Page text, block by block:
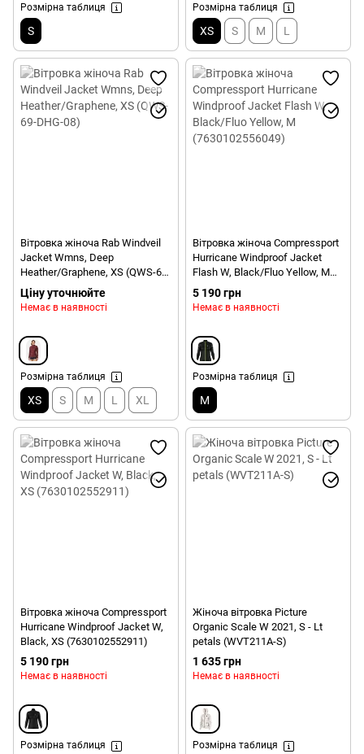
Розмірна таблиця
S
Розмірна таблиця
XS S M L
Вітровка жіноча Rab Windveil
Jacket Wmns, Deep
Heather/Graphene, XS (QWS-69-
DHG-08)
Ціну уточнюйте
Немає в наявності
Розмірна таблиця
XS S M L XL
Вітровка жіноча Compressport
Hurricane Windproof Jacket
Flash W, Black/Fluo Yellow, M
(7630102556049)
5 190 грн
Немає в наявності
Розмірна таблиця
M
Вітровка жіноча Compressport
Hurricane Windproof Jacket W,
Black, XS (7630102552911)
5 190 грн
Немає в наявності
Розмірна таблиця
Жіноча вітровка Picture
Organic Scale W 2021, S - Lt
petals (WVT211A-S)
1 635 грн
Немає в наявності
Розмірна таблиця